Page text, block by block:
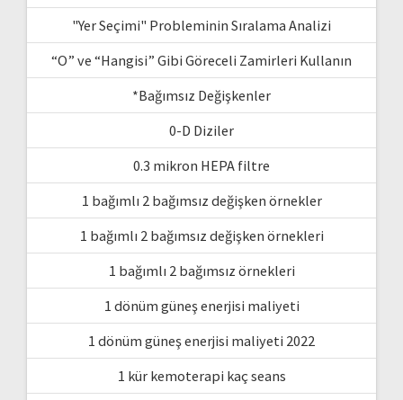
"Yer Seçimi" Probleminin Sıralama Analizi
“O” ve “Hangisi” Gibi Göreceli Zamirleri Kullanın
*Bağımsız Değişkenler
0-D Diziler
0.3 mikron HEPA filtre
1 bağımlı 2 bağımsız değişken örnekler
1 bağımlı 2 bağımsız değişken örnekleri
1 bağımlı 2 bağımsız örnekleri
1 dönüm güneş enerjisi maliyeti
1 dönüm güneş enerjisi maliyeti 2022
1 kür kemoterapi kaç seans